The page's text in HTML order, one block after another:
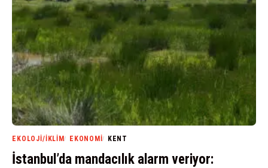
EKOLOJI/İKLIM EKONOMI KENT
İstanbul’da mandacılık alarm veriyor: